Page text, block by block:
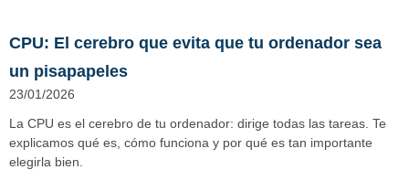
CPU: El cerebro que evita que tu ordenador sea
un pisapapeles
23/01/2026
La CPU es el cerebro de tu ordenador: dirige todas las tareas. Te
explicamos qué es, cómo funciona y por qué es tan importante
elegirla bien.